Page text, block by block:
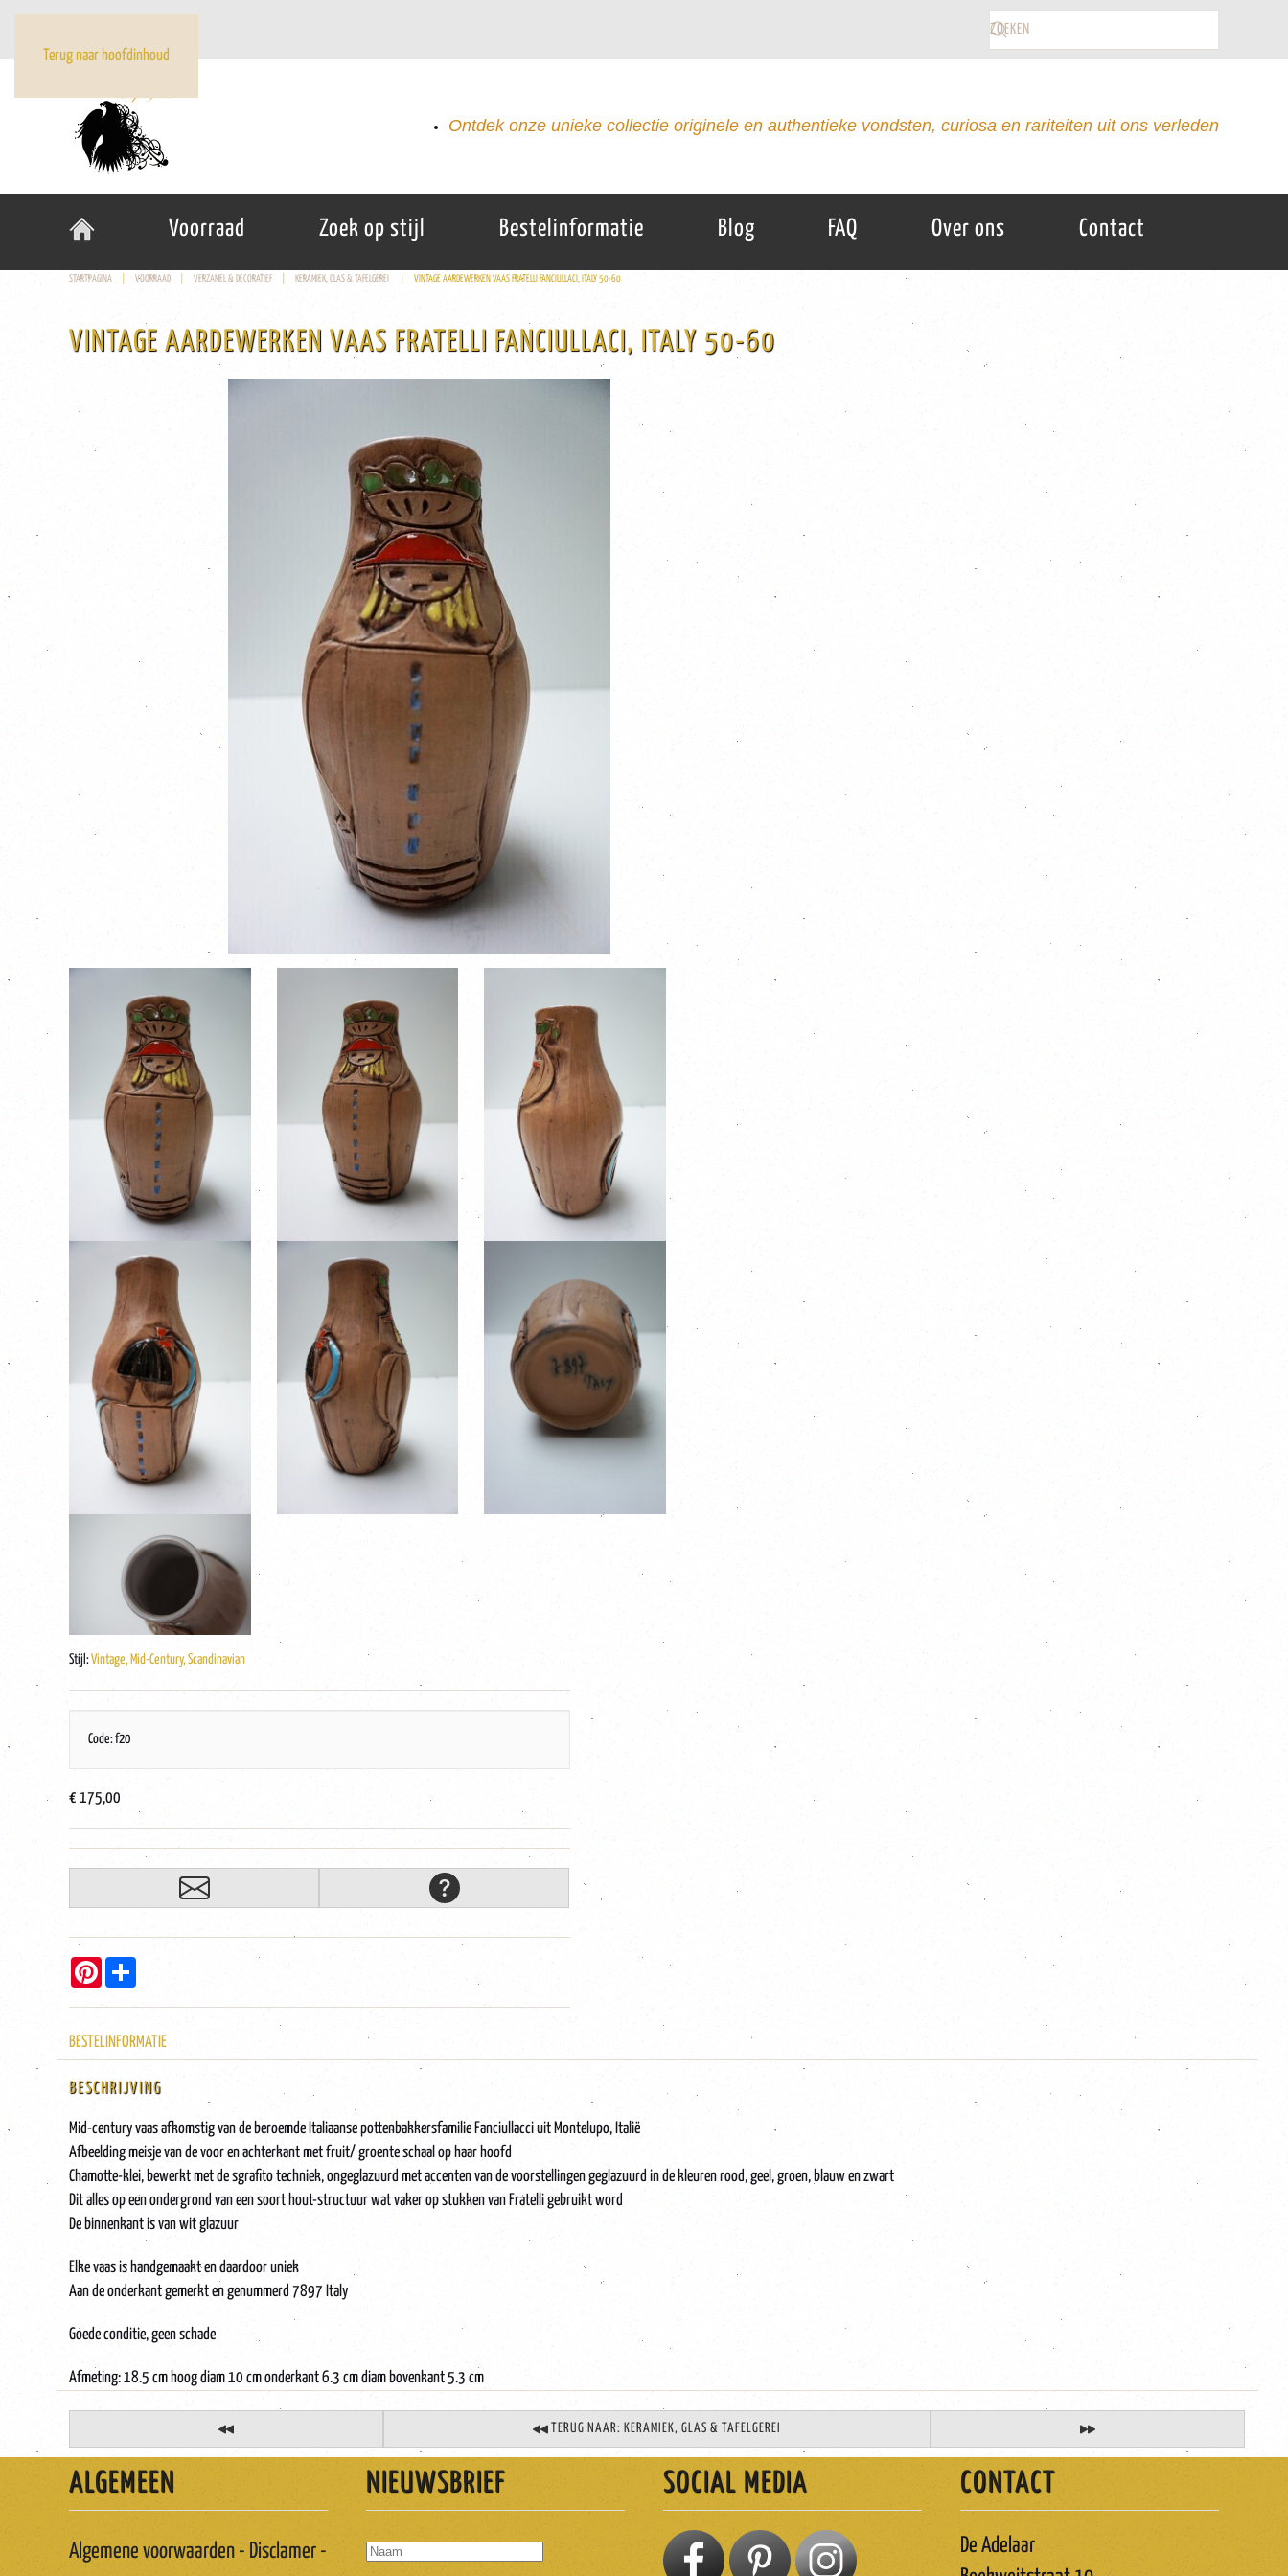
Terug naar hoofdinhoud
Ontdek onze unieke collectie originele en authentieke vondsten, curiosa en rariteiten uit ons verleden
Voorraad Zoek op stijl Bestelinformatie Blog FAQ Over ons Contact
STARTPAGINA VOORRAAD VERZAMEL & DECORATIEF KERAMIEK, GLAS & TAFELGEREI VINTAGE AARDEWERKEN VAAS FRATELLI FANCIULLACI, ITALY 50-60
VINTAGE AARDEWERKEN VAAS FRATELLI FANCIULLACI, ITALY 50-60
Stijl:Vintage, Mid-Century, Scandinavian
Code: f20
€ 175,00
Pinterest
BESTELINFORMATIE
BESCHRIJVING
Mid-century vaas afkomstig van de beroemde Italiaanse pottenbakkersfamilie Fanciullacci uit Montelupo, Italië
Afbeelding meisje van de voor en achterkant met fruit/ groente schaal op haar hoofd
Chamotte-klei, bewerkt met de sgrafito techniek, ongeglazuurd met accenten van de voorstellingen geglazuurd in de kleuren rood, geel, groen, blauw en zwart
Dit alles op een ondergrond van een soort hout-structuur wat vaker op stukken van Fratelli gebruikt word
De binnenkant is van wit glazuur
Elke vaas is handgemaakt en daardoor uniek
Aan de onderkant gemerkt en genummerd 7897 Italy
Goede conditie, geen schade
Afmeting: 18.5 cm hoog diam 10 cm onderkant 6.3 cm diam bovenkant 5.3 cm
TERUG NAAR: KERAMIEK, GLAS & TAFELGEREI
ALGEMEEN
Algemene voorwaarden - Disclamer -
NIEUWSBRIEF SOCIAL MEDIA CONTACT
De Adelaar